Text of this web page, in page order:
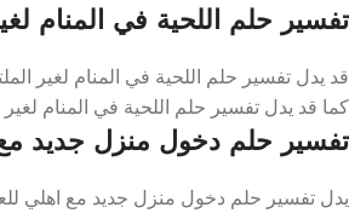
تفسير حلم اللحية في المنام
قد يدل تفسير حلم اللحية في المنام لغير
كما قد يدل تفسير حلم اللحية في المنام لغير
تفسير حلم دخول منزل جديد مع
يدل تفسير حلم دخول منزل جديد مع اهلي